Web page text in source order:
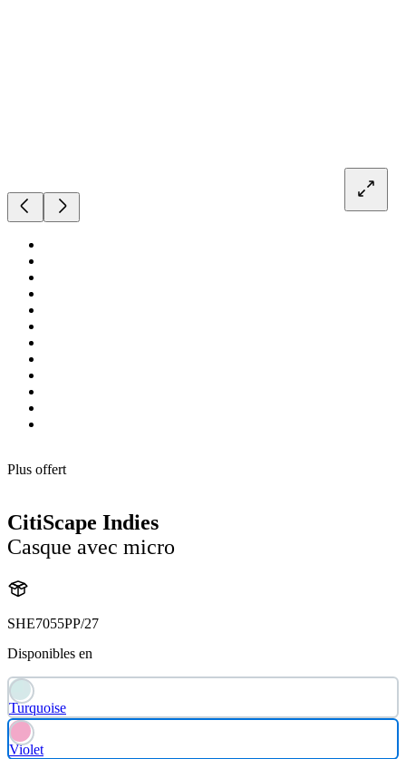
Plus offert
CitiScape Indies
Casque avec micro
SHE7055PP/27
Disponibles en
Turquoise
Violet